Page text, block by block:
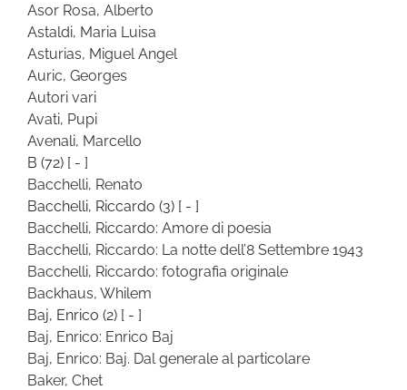
Asor Rosa, Alberto
Astaldi, Maria Luisa
Asturias, Miguel Angel
Auric, Georges
Autori vari
Avati, Pupi
Avenali, Marcello
B (72) [ - ]
Bacchelli, Renato
Bacchelli, Riccardo (3) [ - ]
Bacchelli, Riccardo: Amore di poesia
Bacchelli, Riccardo: La notte dell’8 Settembre 1943
Bacchelli, Riccardo: fotografia originale
Backhaus, Whilem
Baj, Enrico (2) [ - ]
Baj, Enrico: Enrico Baj
Baj, Enrico: Baj. Dal generale al particolare
Baker, Chet